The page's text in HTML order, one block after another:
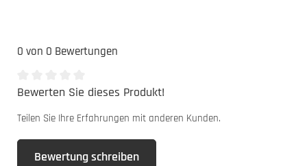
0 von 0 Bewertungen
Durchschnittliche Bewertung von 0 von 5 Sternen
Bewerten Sie dieses Produkt!
Teilen Sie Ihre Erfahrungen mit anderen Kunden.
Bewertung schreiben